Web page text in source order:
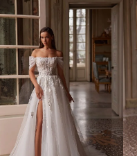
Poročna obleka 01